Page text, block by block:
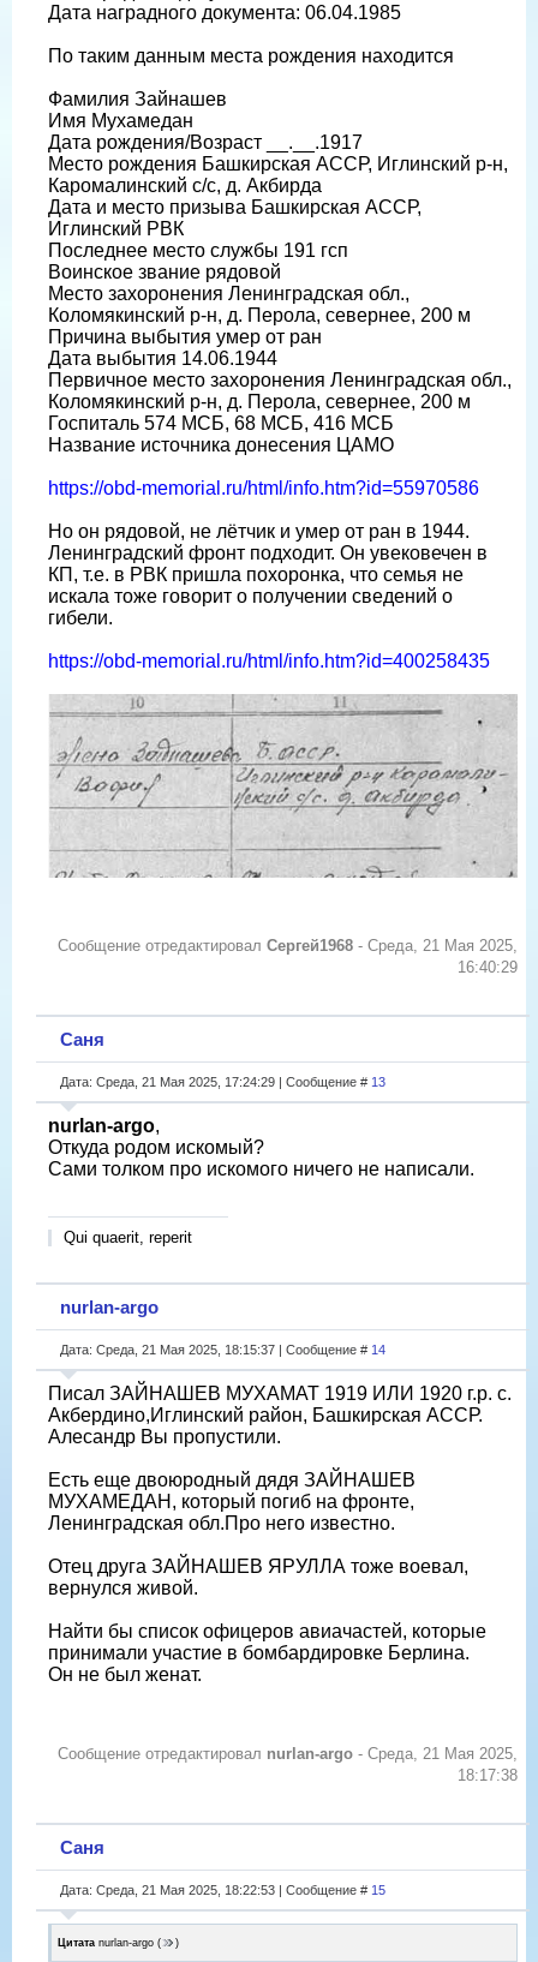
Дата наградного документа: 06.04.1985
По таким данным места рождения находится
Фамилия Зайнашев
Имя Мухамедан
Дата рождения/Возраст __.__.1917
Место рождения Башкирская АССР, Иглинский р-н,
Каромалинский с/с, д. Акбирда
Дата и место призыва Башкирская АССР,
Иглинский РВК
Последнее место службы 191 гсп
Воинское звание рядовой
Место захоронения Ленинградская обл.,
Коломякинский р-н, д. Перола, севернее, 200 м
Причина выбытия умер от ран
Дата выбытия 14.06.1944
Первичное место захоронения Ленинградская обл.,
Коломякинский р-н, д. Перола, севернее, 200 м
Госпиталь 574 МСБ, 68 МСБ, 416 МСБ
Название источника донесения ЦАМО
https://obd-memorial.ru/html/info.htm?id=55970586
Но он рядовой, не лётчик и умер от ран в 1944.
Ленинградский фронт подходит. Он увековечен в
КП, т.е. в РВК пришла похоронка, что семья не
искала тоже говорит о получении сведений о
гибели.
https://obd-memorial.ru/html/info.htm?id=400258435
Сообщение отредактировал Сергей1968 - Среда, 21 Мая 2025,
16:40:29
Саня
Дата: Среда, 21 Мая 2025, 17:24:29 | Сообщение # 13
nurlan-argo,
Откуда родом искомый?
Сами толком про искомого ничего не написали.
Qui quaerit, reperit
nurlan-argo
Дата: Среда, 21 Мая 2025, 18:15:37 | Сообщение # 14
Писал ЗАЙНАШЕВ МУХАМАТ 1919 ИЛИ 1920 г.р. с.
Акбердино,Иглинский район, Башкирская АССР.
Алесандр Вы пропустили.
Есть еще двоюродный дядя ЗАЙНАШЕВ
МУХАМЕДАН, который погиб на фронте,
Ленинградская обл.Про него известно.
Отец друга ЗАЙНАШЕВ ЯРУЛЛА тоже воевал,
вернулся живой.
Найти бы список офицеров авиачастей, которые
принимали участие в бомбардировке Берлина.
Он не был женат.
Сообщение отредактировал nurlan-argo - Среда, 21 Мая 2025,
18:17:38
Саня
Дата: Среда, 21 Мая 2025, 18:22:53 | Сообщение # 15
Цитата nurlan-argo ( )